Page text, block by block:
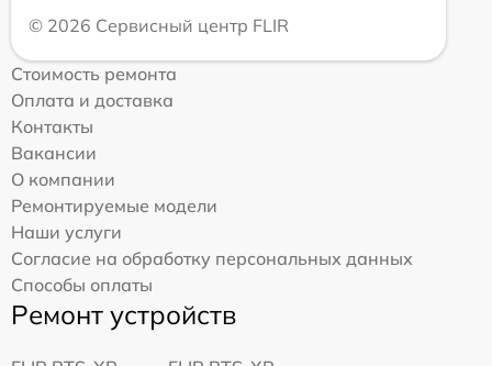
© 2026 Сервисный центр FLIR
Стоимость ремонта
Оплата и доставка
Контакты
Вакансии
О компании
Ремонтируемые модели
Наши услуги
Согласие на обработку персональных данных
Способы оплаты
Ремонт устройств